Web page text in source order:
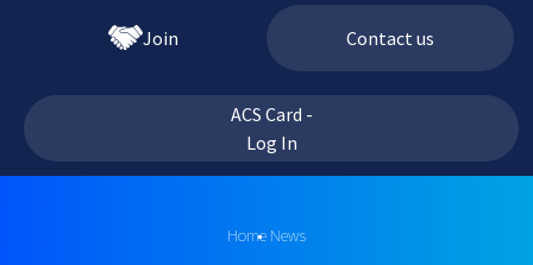
Join Contact us
ACS Card -
Log In
Home News